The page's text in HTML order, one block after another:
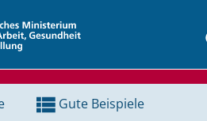
Gute Beispiele